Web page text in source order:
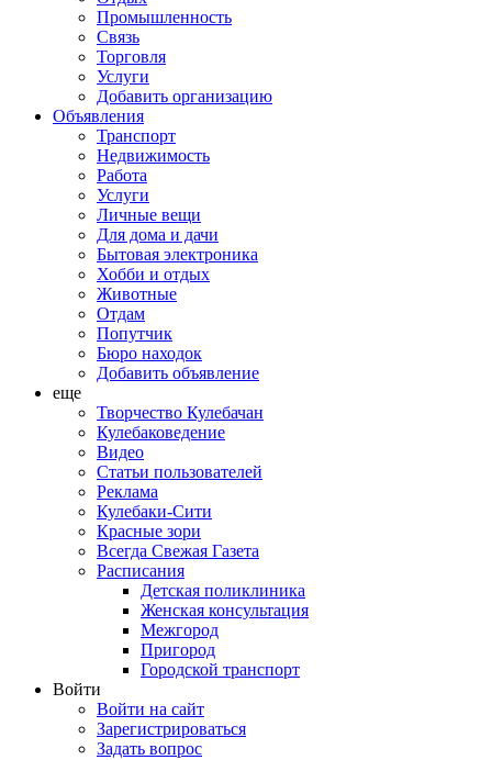
Промышленность
Связь
Торговля
Услуги
Добавить организацию
Объявления
Транспорт
Недвижимость
Работа
Услуги
Личные вещи
Для дома и дачи
Бытовая электроника
Хобби и отдых
Животные
Отдам
Попутчик
Бюро находок
Добавить объявление
еще
Творчество Кулебачан
Кулебаковедение
Видео
Статьи пользователей
Реклама
Кулебаки-Сити
Красные зори
Всегда Свежая Газета
Расписания
Детская поликлиника
Женская консультация
Межгород
Пригород
Городской транспорт
Войти
Войти на сайт
Зарегистрироваться
Задать вопрос